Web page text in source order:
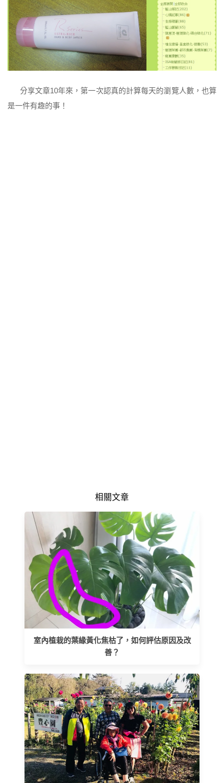
分享文章10年來，第一次認真的計算每天的瀏覽人數，也算
是一件有趣的事！
相關文章
室內植栽的葉緣黃化焦枯了，如何評估原因及改
善？